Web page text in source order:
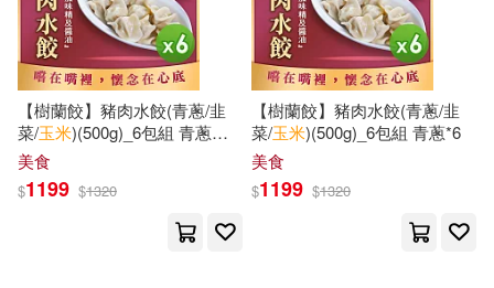
蔡春進(8)
賈德江(8) 赫曼．赫塞(8)
（法）馬特(8)
（美）安德魯·路米斯(8)
新世界出版社(28)
KADOKAWA(27)
上海文藝出版社(27)
【樹蘭餃】豬肉水餃(青蔥/韭
菜/玉米)(500g)_6包組 青蔥
*3+韭菜*3
美食
$1199 $1320
【樹蘭餃】豬肉水餃(青蔥/韭
菜/玉米)(500g)_6包組 青蔥*6
美食
$1199 $1320